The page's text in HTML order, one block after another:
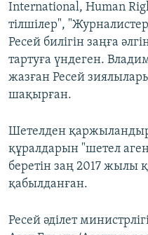
International, Human
тілшілер",
Ресей билігін заңға
тартуға үндеген.
жазған Ресей
шақырған.
Шетелден
құралдарын "шетел
беретін заң 2017 жылы
қабылданған.
Ресей әділет